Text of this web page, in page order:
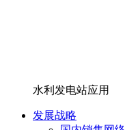
水利发电站应用
发展战略